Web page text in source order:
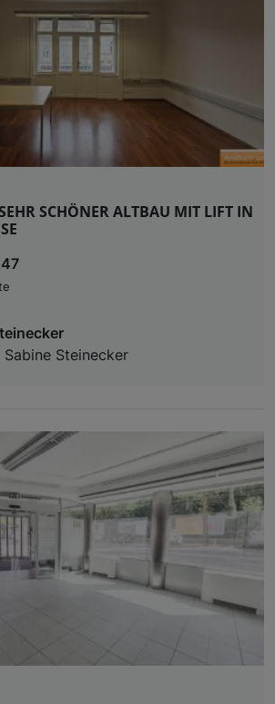
SCHÖNER ALTBAU MIT LIFT IN
Sabine Steinecker